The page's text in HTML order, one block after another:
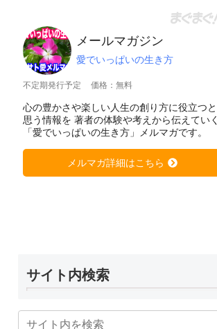
メールマガジン
愛でいっぱいの生き方
不定期発行予定 価格：無料
心の豊かさや楽しい人生の創り方に役立つと
思う情報を 著者の体験や考えから伝えていく
「愛でいっぱいの生き方」メルマガです。
メルマガ詳細はこちら
サイト内検索